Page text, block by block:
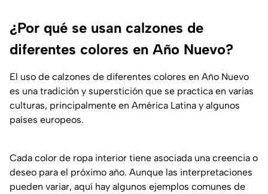
¿Por qué se usan calzones de
diferentes colores en Año Nuevo?
El uso de calzones de diferentes colores en Año Nuevo
es una tradición y superstición que se practica en varias
culturas, principalmente en América Latina y algunos
países europeos.
Cada color de ropa interior tiene asociada una creencia o
deseo para el próximo año. Aunque las interpretaciones
pueden variar, aquí hay algunos ejemplos comunes de